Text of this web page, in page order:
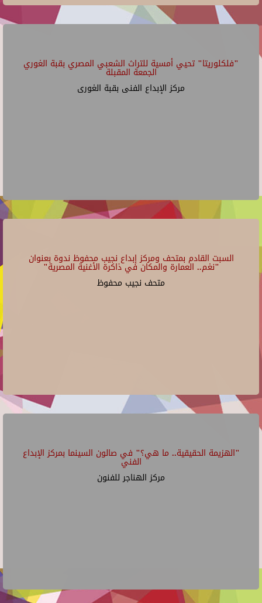
"فلكلوريتا" تحيي أمسية للتراث الشعبي المصري بقبة الغوري
الجمعة المقبلة
مركز الإبداع الفنى بقبة الغورى
السبت القادم بمتحف ومركز إبداع نجيب محفوظ ندوة بعنوان
"نغم.. العمارة والمكان في ذاكرة الأغنية المصرية"
متحف نجيب محفوظ
"الهزيمة الحقيقية.. ما هي؟" في صالون السينما بمركز الإبداع
الفني
مركز الهناجر للفنون